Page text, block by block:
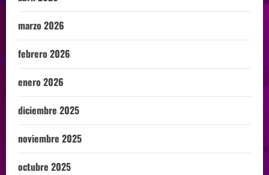
marzo 2026
febrero 2026
enero 2026
diciembre 2025
noviembre 2025
octubre 2025